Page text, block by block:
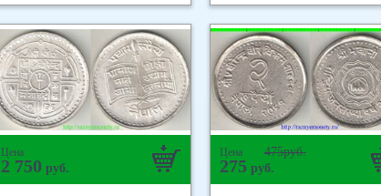
Цена
2 750 руб.
Цена 475руб.
275 руб.